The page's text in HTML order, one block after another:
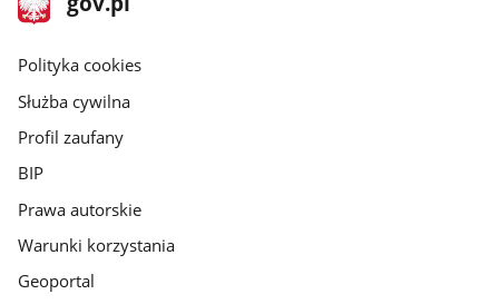
gov.pl
gov.pl
Polityka cookies
Służba cywilna
Profil zaufany
BIP
Prawa autorskie
Warunki korzystania
Geoportal